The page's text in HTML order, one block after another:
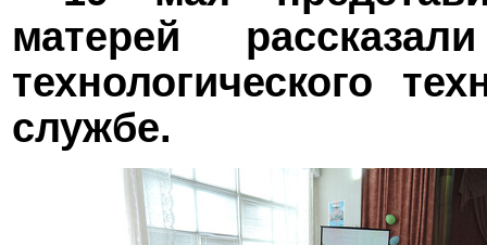
матерей
технологического
службе.